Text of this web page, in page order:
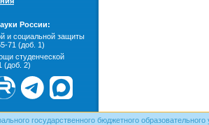
России:
и социальной защиты
71 (доб. 1)
студенческой
(доб. 2)
государственного бюджетного